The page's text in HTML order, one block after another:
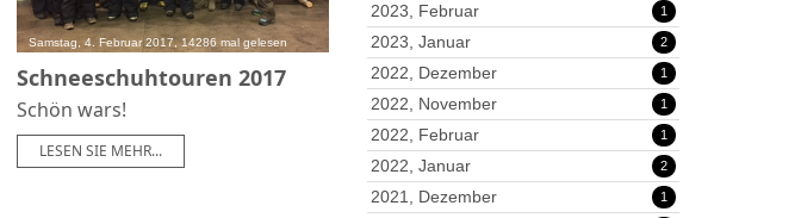
Samstag, 4. Februar 2017, 14286 mal gelesen
Schneeschuhtouren 2017
Schön wars!
LESEN SIE MEHR...
2023, Februar 1
2023, Januar 2
2022, Dezember 1
2022, November 1
2022, Februar 1
2022, Januar 2
2021, Dezember 1